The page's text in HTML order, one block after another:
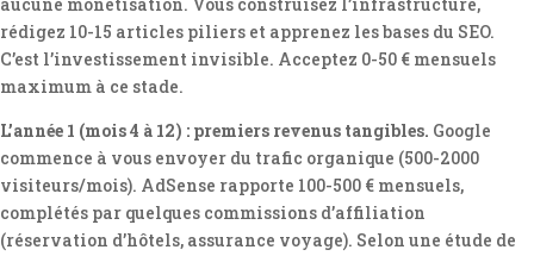
aucune monétisation. Vous construisez l’infrastructure,
rédigez 10-15 articles piliers et apprenez les bases du SEO.
C’est l’investissement invisible. Acceptez 0-50 € mensuels
maximum à ce stade.
L’année 1 (mois 4 à 12) : premiers revenus tangibles. Google
commence à vous envoyer du trafic organique (500-2000
visiteurs/mois). AdSense rapporte 100-500 € mensuels,
complétés par quelques commissions d’affiliation
(réservation d’hôtels, assurance voyage). Selon une étude de